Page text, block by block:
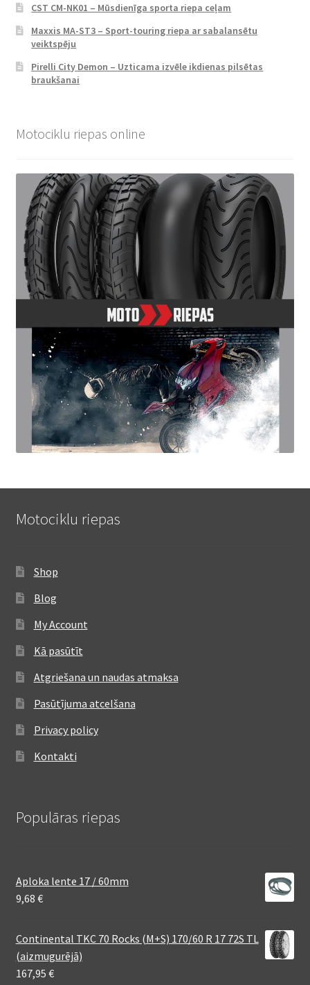
CST CM-NK01 – Mūsdienīga sporta riepa ceļam
Maxxis MA-ST3 – Sport-touring riepa ar sabalansētu
veiktspēju
Pirelli City Demon – Uzticama izvēle ikdienas pilsētas
braukšanai
Motociklu riepas online
Motociklu riepas
Shop
Blog
My Account
Kā pasūtīt
Atgriešana un naudas atmaksa
Pasūtījuma atcelšana
Privacy policy
Kontakti
Populāras riepas
Aploka lente 17 / 60mm
9,68 €
Continental TKC 70 Rocks (M+S) 170/60 R 17 72S TL
(aizmugurējā)
167,95 €